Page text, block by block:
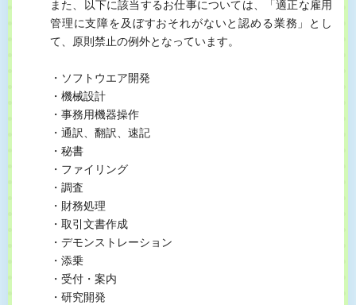
また、以下に該当するお仕事については、「適正な雇用
管理に支障を及ぼすおそれがないと認める業務」とし
て、原則禁止の例外となっています。
・ソフトウエア開発
・機械設計
・事務用機器操作
・通訳、翻訳、速記
・秘書
・ファイリング
・調査
・財務処理
・取引文書作成
・デモンストレーション
・添乗
・受付・案内
・研究開発